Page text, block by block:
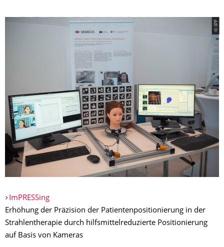
© IPF
ImPRESSing
Erhöhung der Präzision der Patientenpositionierung in der
Strahlentherapie durch hilfsmittelreduzierte Positionierung
auf Basis von Kameras